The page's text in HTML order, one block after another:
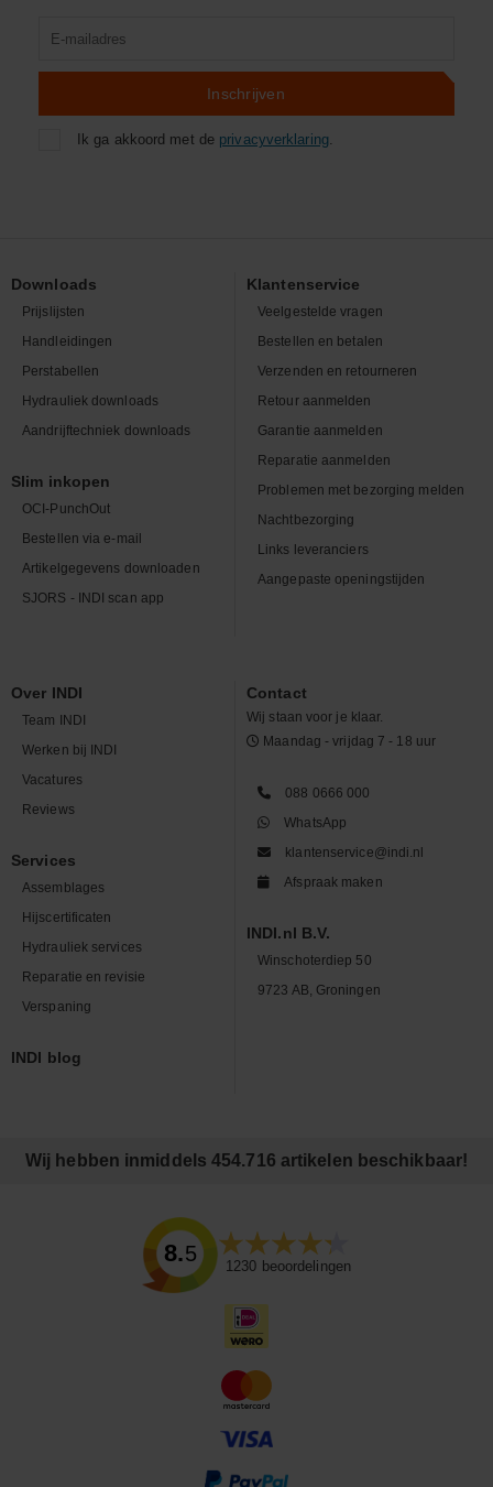
Inschrijven
Ik ga akkoord met de privacyverklaring.
Downloads
Prijslijsten
Handleidingen
Perstabellen
Hydrauliek downloads
Aandrijftechniek downloads
Slim inkopen
OCI-PunchOut
Bestellen via e-mail
Artikelgegevens downloaden
SJORS - INDI scan app
Klantenservice
Veelgestelde vragen
Bestellen en betalen
Verzenden en retourneren
Retour aanmelden
Garantie aanmelden
Reparatie aanmelden
Problemen met bezorging melden
Nachtbezorging
Links leveranciers
Aangepaste openingstijden
Over INDI
Team INDI
Werken bij INDI
Vacatures
Reviews
Services
Assemblages
Hijscertificaten
Hydrauliek services
Reparatie en revisie
Verspaning
INDI blog
Contact
Wij staan voor je klaar.
Maandag - vrijdag 7 - 18 uur
088 0666 000
WhatsApp
klantenservice@indi.nl
Afspraak maken
INDI.nl B.V.
Winschoterdiep 50
9723 AB, Groningen
Wij hebben inmiddels 454.716 artikelen beschikbaar!
8.5
1230 beoordelingen